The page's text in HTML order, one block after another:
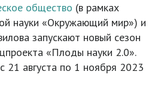
общество (в рамках
науки «Окружающий мир») и
запускают новый сезон
«Плоды науки 2.0».
21 августа по 1 ноября 2023